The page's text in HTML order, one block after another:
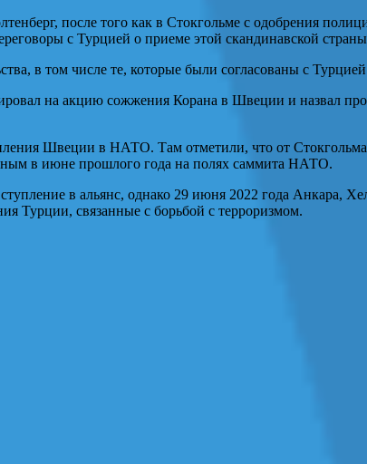
после того как в Стокгольме с одобрения
с Турцией о приеме этой скандинавской
в том числе те, которые были согласованы с
на акцию сожжения Корана в Швеции и назвал
Швеции в НАТО. Там отметили, что от
в июне прошлого года на полях саммита НАТО.
в альянс, однако 29 июня 2022 года Анкара,
Турции, связанные с борьбой с терроризмом.